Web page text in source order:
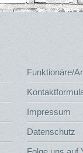
Funktionäre/
Impressum
Datenschutz